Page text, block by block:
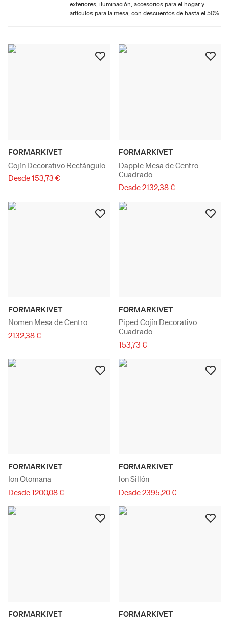
exteriores, iluminación, accesorios para el hogar y
artículos para la mesa, con descuentos de hasta el 50%.
FORMARKIVET
Cojín Decorativo Rectángulo
Desde 153,73 €
FORMARKIVET
Dapple Mesa de Centro
Cuadrado
Desde 2132,38 €
FORMARKIVET
Nomen Mesa de Centro
2132,38 €
FORMARKIVET
Piped Cojín Decorativo
Cuadrado
153,73 €
FORMARKIVET
Ion Otomana
Desde 1200,08 €
FORMARKIVET
Ion Sillón
Desde 2395,20 €
FORMARKIVET
FORMARKIVET